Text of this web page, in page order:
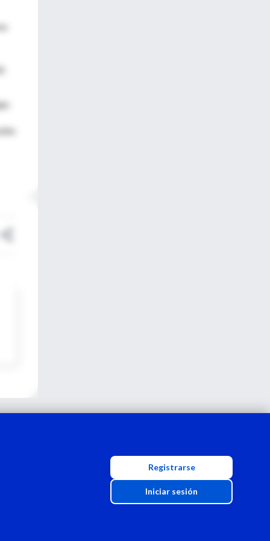
Registrarse
Iniciar sesión